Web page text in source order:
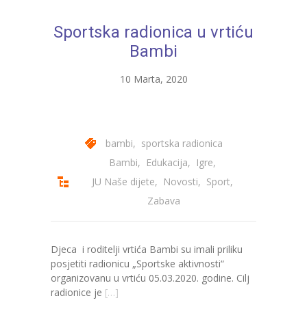
---- Ciciban
---- Pčelica
---- Poletarac
---- Sunčica
---- Zeko
---- Zvjezdica
Sportska radionica u vrtiću
Bambi
10 Marta, 2020
bambi, sportska radionica
Bambi, Edukacija, Igre,
JU Naše dijete, Novosti, Sport,
Zabava
Djeca i roditelji vrtića Bambi su imali priliku
posjetiti radionicu „Sportske aktivnosti“
organizovanu u vrtiću 05.03.2020. godine. Cilj
radionice je […]